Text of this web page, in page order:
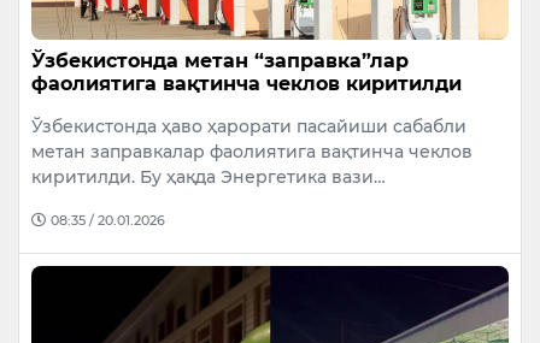
Ўзбекистонда метан “заправка”лар
фаолиятига вақтинча чеклов киритилди
Ўзбекистонда ҳаво ҳарорати пасайиши сабабли
метан заправкалар фаолиятига вақтинча чеклов
киритилди. Бу ҳақда Энергетика вази…
08:35 / 20.01.2026